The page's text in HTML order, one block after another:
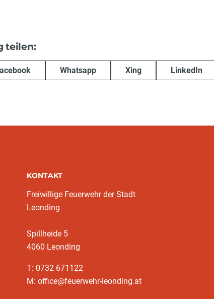
teilen:
Whatsapp Xing LinkedIn
KONTAKT
Freiwillige Feuerwehr der Stadt
Leonding
Spillheide 5
4060 Leonding
T: 0732 671122
M: office@feuerwehr-leonding.at